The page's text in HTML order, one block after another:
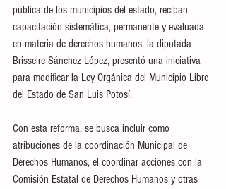
pública de los municipios del estado, reciban
capacitación sistemática, permanente y evaluada
en materia de derechos humanos, la diputada
Brisseire Sánchez López, presentó una iniciativa
para modificar la Ley Orgánica del Municipio Libre
del Estado de San Luis Potosí.
Con esta reforma, se busca incluir como
atribuciones de la coordinación Municipal de
Derechos Humanos, el coordinar acciones con la
Comisión Estatal de Derechos Humanos y otras